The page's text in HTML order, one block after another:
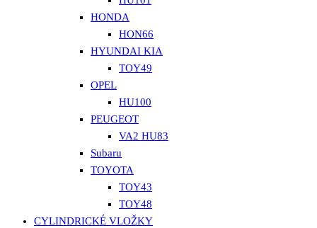
HONDA
HON66
HYUNDAI KIA
TOY49
OPEL
HU100
PEUGEOT
VA2 HU83
Subaru
TOYOTA
TOY43
TOY48
CYLINDRICKÉ VLOŽKY